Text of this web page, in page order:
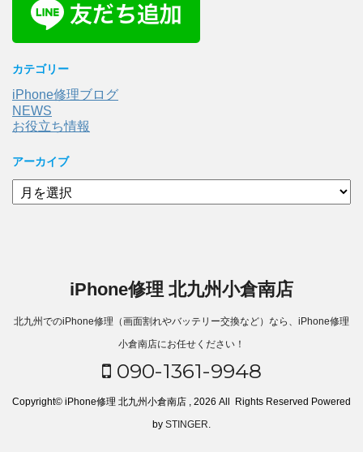
カテゴリー
iPhone修理ブログ
NEWS
お役立ち情報
アーカイブ
ア
ー
iPhone修理 北九州小倉南店
北九州でのiPhone修理（画面割れやバッテリー交換など）なら、iPhone修理
小倉南店にお任せください！
090-1361-9948
Copyright© iPhone修理 北九州小倉南店 , 2026 All Rights Reserved Powered
by STINGER.